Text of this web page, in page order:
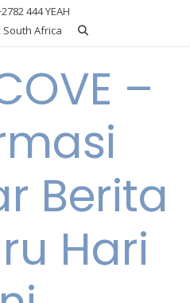
444 YEAH
South Africa
–
Berita
Hari